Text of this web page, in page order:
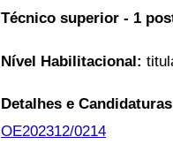
Técnico superior - 1
Nível Habilitacional:
Detalhes e
OE202312/0214